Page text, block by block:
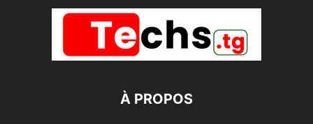
À PROPOS